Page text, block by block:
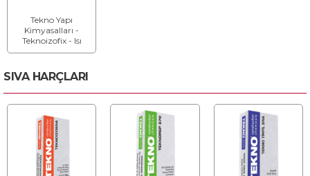
Tekno Yapı
Kimyasalları -
Teknoizofix - Isı
Yalıtım Levha
SIVA HARÇLARI